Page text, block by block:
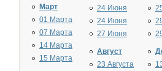
Март
01 Марта
07 Марта
14 Марта
15 Марта
24 Июня
24 Июня
27 Июня
Август
23 Августа